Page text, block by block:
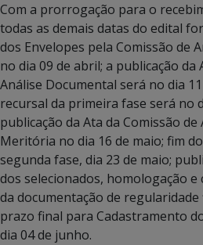
Com a prorrogação para o
todas as demais datas do edital
dos Envelopes pela Comissão de
no dia 09 de abril; a publicação da
Análise Documental será no dia
recursal da primeira fase será no
publicação da Ata da Comissão de
Meritória no dia 16 de maio; fim
segunda fase, dia 23 de maio;
dos selecionados, homologação
da documentação de regularidade
prazo final para Cadastramento
dia 04 de junho.